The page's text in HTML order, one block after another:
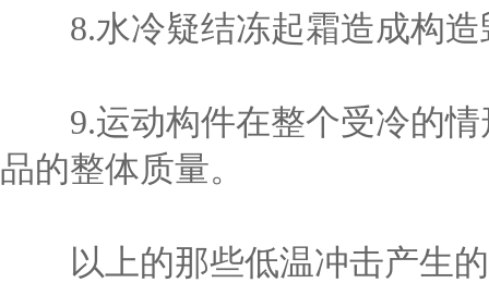
8.水冷疑结冻起霜造成构造
9.运动构件在整个受冷的情
品的整体质量。
以上的那些低温冲击产生的